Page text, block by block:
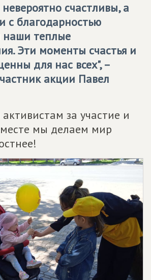
счастливы, а
с благодарностью
теплые
Эти моменты счастья и
для нас всех", –
акции Павел
за участие и
мы делаем мир